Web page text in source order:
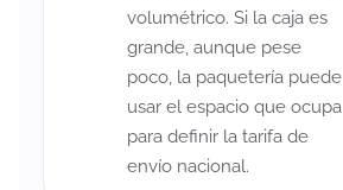
volumétrico. Si la caja es
grande, aunque pese
poco, la paquetería puede
usar el espacio que ocupa
para definir la tarifa de
envío nacional.